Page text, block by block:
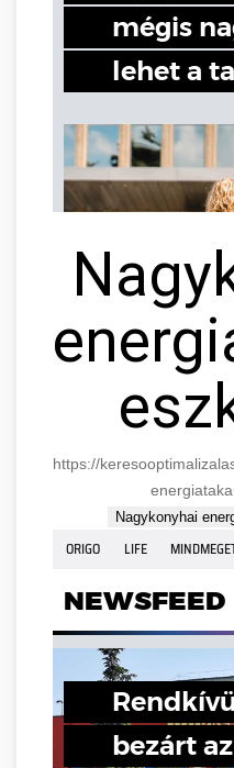
https://
Nagykonyhai